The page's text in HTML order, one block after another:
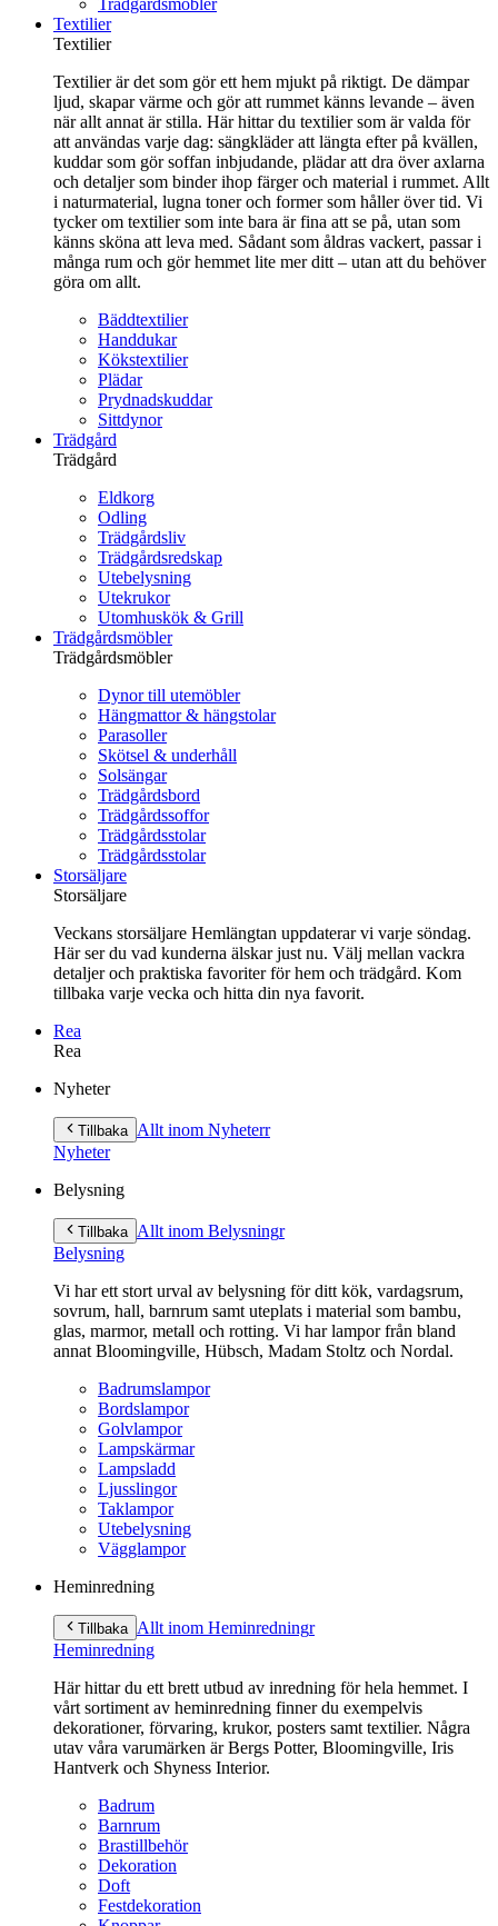
Trädgårdsmöbler
Textilier
Textilier
Textilier är det som gör ett hem mjukt på riktigt. De dämpar
ljud, skapar värme och gör att rummet känns levande – även
när allt annat är stilla. Här hittar du textilier som är valda för
att användas varje dag: sängkläder att längta efter på kvällen,
kuddar som gör soffan inbjudande, plädar att dra över axlarna
och detaljer som binder ihop färger och material i rummet. Allt
i naturmaterial, lugna toner och former som håller över tid. Vi
tycker om textilier som inte bara är fina att se på, utan som
känns sköna att leva med. Sådant som åldras vackert, passar i
många rum och gör hemmet lite mer ditt – utan att du behöver
göra om allt.
Bäddtextilier
Handdukar
Kökstextilier
Plädar
Prydnadskuddar
Sittdynor
Trädgård
Trädgård
Eldkorg
Odling
Trädgårdsliv
Trädgårdsredskap
Utebelysning
Utekrukor
Utomhuskök & Grill
Trädgårdsmöbler
Trädgårdsmöbler
Dynor till utemöbler
Hängmattor & hängstolar
Parasoller
Skötsel & underhåll
Solsängar
Trädgårdsbord
Trädgårdssoffor
Trädgårdsstolar
Trädgårdsstolar
Storsäljare
Storsäljare
Veckans storsäljare Hemlängtan uppdaterar vi varje söndag.
Här ser du vad kunderna älskar just nu. Välj mellan vackra
detaljer och praktiska favoriter för hem och trädgård. Kom
tillbaka varje vecka och hitta din nya favorit.
Rea
Rea
innehåll
Nyheter
Tillbaka Allt inom Nyheterr
Nyheter
Belysning
Tillbaka Allt inom Belysningr
Belysning
Vi har ett stort urval av belysning för ditt kök, vardagsrum,
sovrum, hall, barnrum samt uteplats i material som bambu,
glas, marmor, metall och rotting. Vi har lampor från bland
annat Bloomingville, Hübsch, Madam Stoltz och Nordal.
Badrumslampor
Bordslampor
Golvlampor
Lampskärmar
Lampsladd
Ljusslingor
Taklampor
Utebelysning
Vägglampor
Heminredning
Tillbaka Allt inom Heminredningr
Heminredning
Här hittar du ett brett utbud av inredning för hela hemmet. I
vårt sortiment av heminredning finner du exempelvis
dekorationer, förvaring, krukor, posters samt textilier. Några
utav våra varumärken är Bergs Potter, Bloomingville, Iris
Hantverk och Shyness Interior.
Badrum
Barnrum
Brastillbehör
Dekoration
Doft
Festdekoration